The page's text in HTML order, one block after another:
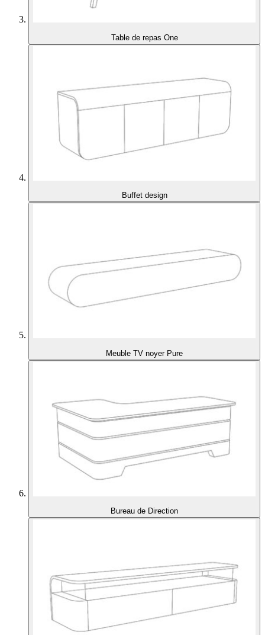
Table de repas One
Buffet design
Meuble TV noyer Pure
Bureau de Direction